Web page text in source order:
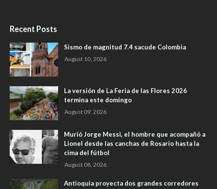
Recent Posts
Sismo de magnitud 7.4 sacude Colombia
August 10, 2026
La versión de La Feria de las Flores 2026
termina este domingo
August 09, 2026
Murió Jorge Messi, el hombre que acompañó a
Lionel desde las canchas de Rosario hasta la
cima del fútbol
August 08, 2026
Antioquia proyecta dos grandes corredores